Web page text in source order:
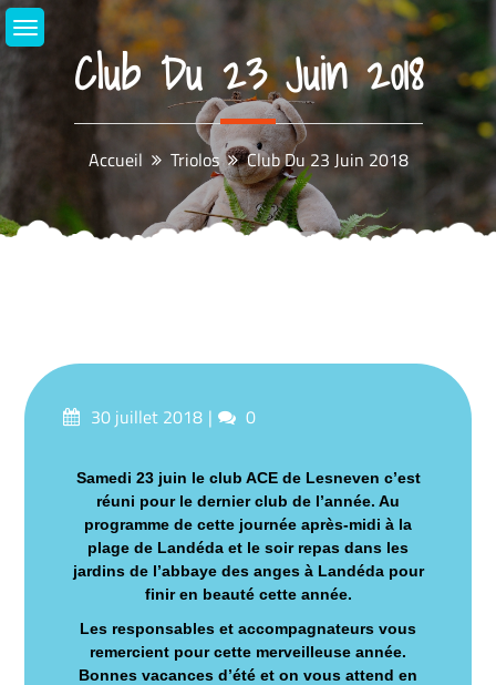
Aller
au
contenu
Club Du 23 Juin 2018
Accueil Triolos Club Du 23 Juin 2018
Posté30 juillet 2018 commentaires
0
Samedi 23 juin le club ACE de Lesneven c’est
réuni pour le dernier club de l’année. Au
programme de cette journée après-midi à la
plage de Landéda et le soir repas dans les
jardins de l’abbaye des anges à Landéda pour
finir en beauté cette année.
Les responsables et accompagnateurs vous
remercient pour cette merveilleuse année.
Bonnes vacances d’été et on vous attend en